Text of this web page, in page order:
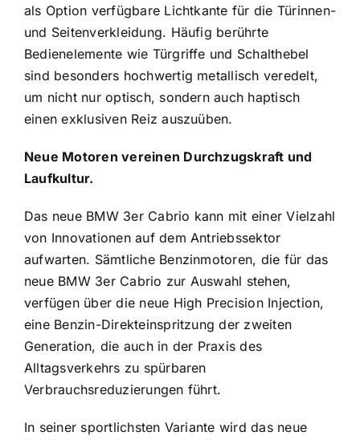
als Option verfügbare Lichtkante für die Türinnen-
und Seitenverkleidung. Häufig berührte
Bedienelemente wie Türgriffe und Schalthebel
sind besonders hochwertig metallisch veredelt,
um nicht nur optisch, sondern auch haptisch
einen exklusiven Reiz auszuüben.
Neue Motoren vereinen Durchzugskraft und
Laufkultur.
Das neue BMW 3er Cabrio kann mit einer Vielzahl
von Innovationen auf dem Antriebssektor
aufwarten. Sämtliche Benzinmotoren, die für das
neue BMW 3er Cabrio zur Auswahl stehen,
verfügen über die neue High Precision Injection,
eine Benzin-Direkteinspritzung der zweiten
Generation, die auch in der Praxis des
Alltagsverkehrs zu spürbaren
Verbrauchsreduzierungen führt.
In seiner sportlichsten Variante wird das neue